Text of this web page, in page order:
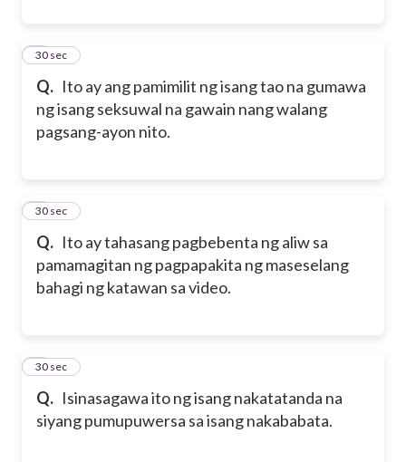
Q. Ito ay ang pamimilit ng isang tao na gumawa
ng isang seksuwal na gawain nang walang
pagsang-ayon nito.
3
30 sec
Q. Ito ay tahasang pagbebenta ng aliw sa
pamamagitan ng pagpapakita ng maseselang
bahagi ng katawan sa video.
4
30 sec
Q. Isinasagawa ito ng isang nakatatanda na
siyang pumupuwersa sa isang nakababata.
5
30 sec